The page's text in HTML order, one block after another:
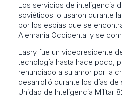
Los servicios de inteligencia
soviéticos lo usaron durante la
por los espías que se
Alemania Occidental y se
Lasry fue un vicepresidente
tecnología hasta hace poco,
renunciado a su amor por la
desarrolló durante los días de
Unidad de Inteligencia Militar